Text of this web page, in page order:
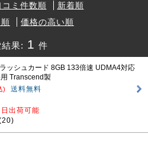
コミ件数順
新着順
価格の高い順
果: 1 件
ッシュカード 8GB 133倍速 UDMA4対応
Transcend製
)
送料無料
日出荷可能